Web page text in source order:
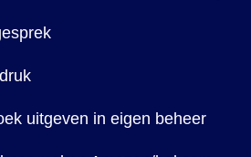
uitgeven in eigen beheer